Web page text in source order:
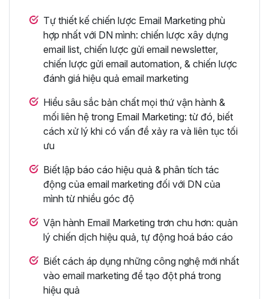
Tự thiết kế chiến lược Email Marketing phù
hợp nhất với DN mình: chiến lược xây dựng
email list, chiến lược gửi email newsletter,
chiến lược gửi email automation, & chiến lược
đánh giá hiệu quả email marketing
Hiểu sâu sắc bản chất mọi thứ vận hành &
mối liên hệ trong Email Marketing: từ đó, biết
cách xử lý khi có vấn đề xảy ra và liên tục tối
ưu
Biết lập báo cáo hiệu quả & phân tích tác
động của email marketing đối với DN của
mình từ nhiều góc độ
Vận hành Email Marketing trơn chu hơn: quản
lý chiến dịch hiệu quả, tự động hoá báo cáo
Biết cách áp dụng những công nghệ mới nhất
vào email marketing để tạo đột phá trong
hiệu quả